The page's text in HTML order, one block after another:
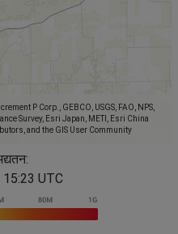
P Corp., GEBCO, USGS, FAO, NPS,
Survey, Esri Japan, METI, Esri China
and the GIS User Community
UTC